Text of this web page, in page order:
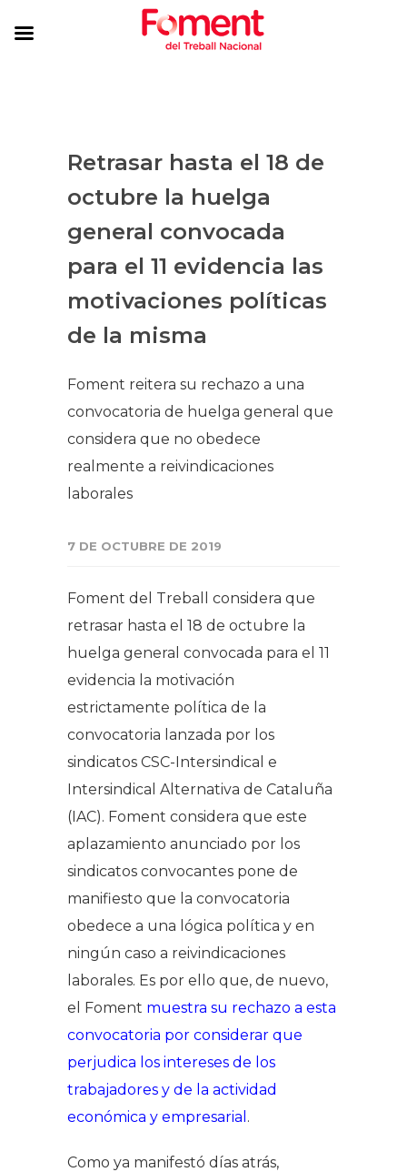
Retrasar hasta el 18 de
octubre la huelga
general convocada
para el 11 evidencia las
motivaciones políticas
de la misma
Foment reitera su rechazo a una
convocatoria de huelga general que
considera que no obedece
realmente a reivindicaciones
laborales
7 DE OCTUBRE DE 2019
Foment del Treball considera que
retrasar hasta el 18 de octubre la
huelga general convocada para el 11
evidencia la motivación
estrictamente política de la
convocatoria lanzada por los
sindicatos CSC-Intersindical e
Intersindical Alternativa de Cataluña
(IAC). Foment considera que este
aplazamiento anunciado por los
sindicatos convocantes pone de
manifiesto que la convocatoria
obedece a una lógica política y en
ningún caso a reivindicaciones
laborales. Es por ello que, de nuevo,
el Foment muestra su rechazo a esta
convocatoria por considerar que
perjudica los intereses de los
trabajadores y de la actividad
económica y empresarial .
Como ya manifestó días atrás,